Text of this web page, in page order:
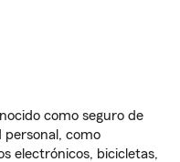
como seguro de
como
electrónicos, bicicletas,